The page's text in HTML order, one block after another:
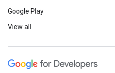
Google Play
View all